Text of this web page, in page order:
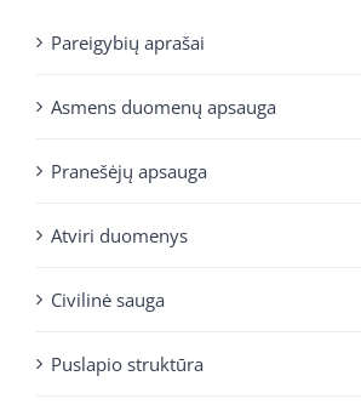
Pareigybių aprašai
Asmens duomenų apsauga
Pranešėjų apsauga
Atviri duomenys
Civilinė sauga
Puslapio struktūra